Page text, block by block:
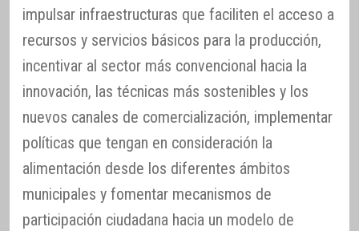
impulsar infraestructuras que faciliten el acceso a
recursos y servicios básicos para la producción,
incentivar al sector más convencional hacia la
innovación, las técnicas más sostenibles y los
nuevos canales de comercialización, implementar
políticas que tengan en consideración la
alimentación desde los diferentes ámbitos
municipales y fomentar mecanismos de
participación ciudadana hacia un modelo de